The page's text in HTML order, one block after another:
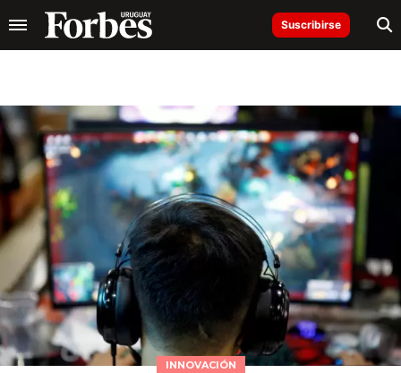
Suscribirse
INNOVACIÓN